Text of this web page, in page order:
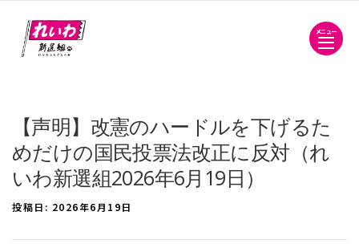
メニュー
【声明】改憲のハードルを下げるた
めだけの国民投票法改正に反対（れ
いわ新選組2026年6月19日）
投稿日: 2026年6月19日